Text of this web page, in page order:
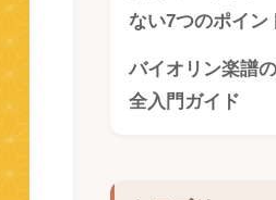
ない7つのポイン
バイオリン楽譜
全入門ガイド